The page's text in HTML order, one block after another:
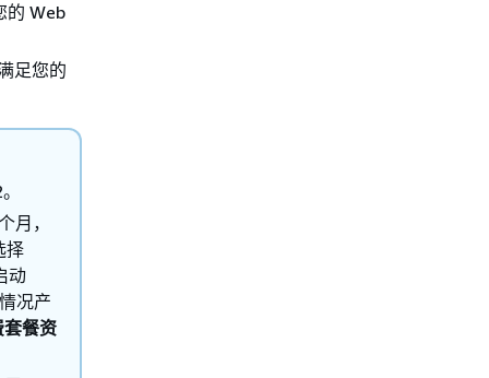
的 Web
足您的
月，
择
动
况产
餐资